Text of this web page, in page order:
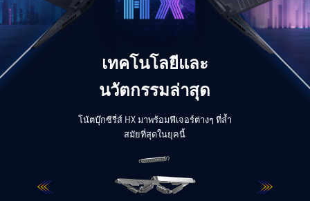
ด
เทคโนโลยีและ
นวัตกรรมล่าสุด
โน้ตบุ๊กซีรี่ส์ HX มาพร้อมฟีเจอร์ต่างๆ ที่ล้ำ
สมัยที่สุดในยุคนี้
โน้